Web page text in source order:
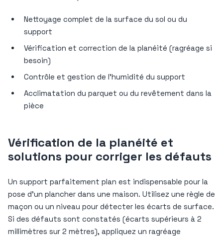
Nettoyage complet de la surface du sol ou du
support
Vérification et correction de la planéité (ragréage si
besoin)
Contrôle et gestion de l’humidité du support
Acclimatation du parquet ou du revêtement dans la
pièce
Vérification de la planéité et
solutions pour corriger les défauts
Un support parfaitement plan est indispensable pour la
pose d’un plancher dans une maison. Utilisez une règle de
maçon ou un niveau pour détecter les écarts de surface.
Si des défauts sont constatés (écarts supérieurs à 2
millimètres sur 2 mètres), appliquez un ragréage